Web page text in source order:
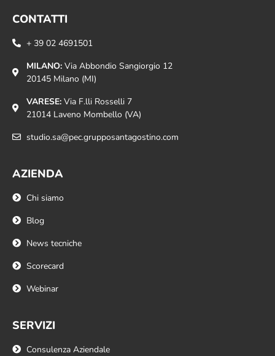
CONTATTI
+ 39 02 4691501
MILANO:Via Abbondio Sangiorgio 12
20145 Milano (MI)
VARESE:Via F.lli Rosselli 7
21014 Laveno Mombello (VA)
studio.sa@pec.grupposantagostino.com
AZIENDA
Chi siamo
Blog
News tecniche
Scorecard
Webinar
SERVIZI
Consulenza Aziendale